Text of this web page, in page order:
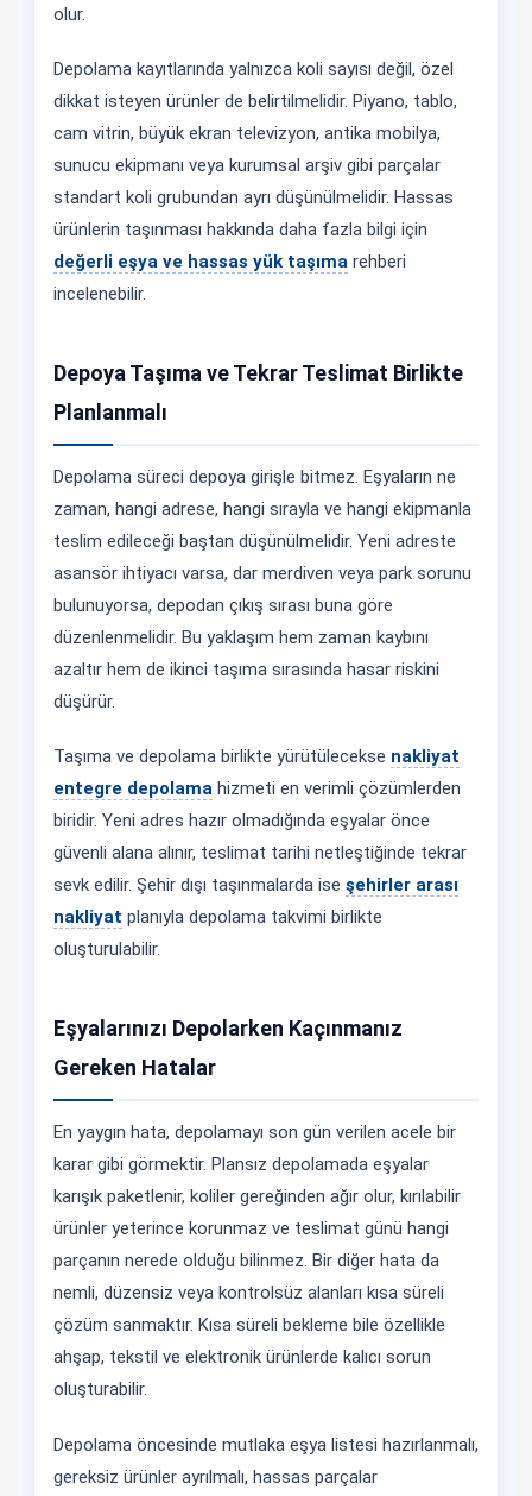
olur.
Depolama kayıtlarında yalnızca koli sayısı değil, özel
dikkat isteyen ürünler de belirtilmelidir. Piyano, tablo,
cam vitrin, büyük ekran televizyon, antika mobilya,
sunucu ekipmanı veya kurumsal arşiv gibi parçalar
standart koli grubundan ayrı düşünülmelidir. Hassas
ürünlerin taşınması hakkında daha fazla bilgi için
değerli eşya ve hassas yük taşıma rehberi
incelenebilir.
Depoya Taşıma ve Tekrar Teslimat Birlikte
Planlanmalı
Depolama süreci depoya girişle bitmez. Eşyaların ne
zaman, hangi adrese, hangi sırayla ve hangi ekipmanla
teslim edileceği baştan düşünülmelidir. Yeni adreste
asansör ihtiyacı varsa, dar merdiven veya park sorunu
bulunuyorsa, depodan çıkış sırası buna göre
düzenlenmelidir. Bu yaklaşım hem zaman kaybını
azaltır hem de ikinci taşıma sırasında hasar riskini
düşürür.
Taşıma ve depolama birlikte yürütülecekse nakliyat
entegre depolama hizmeti en verimli çözümlerden
biridir. Yeni adres hazır olmadığında eşyalar önce
güvenli alana alınır, teslimat tarihi netleştiğinde tekrar
sevk edilir. Şehir dışı taşınmalarda ise şehirler arası
nakliyat planıyla depolama takvimi birlikte
oluşturulabilir.
Eşyalarınızı Depolarken Kaçınmanız
Gereken Hatalar
En yaygın hata, depolamayı son gün verilen acele bir
karar gibi görmektir. Plansız depolamada eşyalar
karışık paketlenir, koliler gereğinden ağır olur, kırılabilir
ürünler yeterince korunmaz ve teslimat günü hangi
parçanın nerede olduğu bilinmez. Bir diğer hata da
nemli, düzensiz veya kontrolsüz alanları kısa süreli
çözüm sanmaktır. Kısa süreli bekleme bile özellikle
ahşap, tekstil ve elektronik ürünlerde kalıcı sorun
oluşturabilir.
Depolama öncesinde mutlaka eşya listesi hazırlanmalı,
gereksiz ürünler ayrılmalı, hassas parçalar